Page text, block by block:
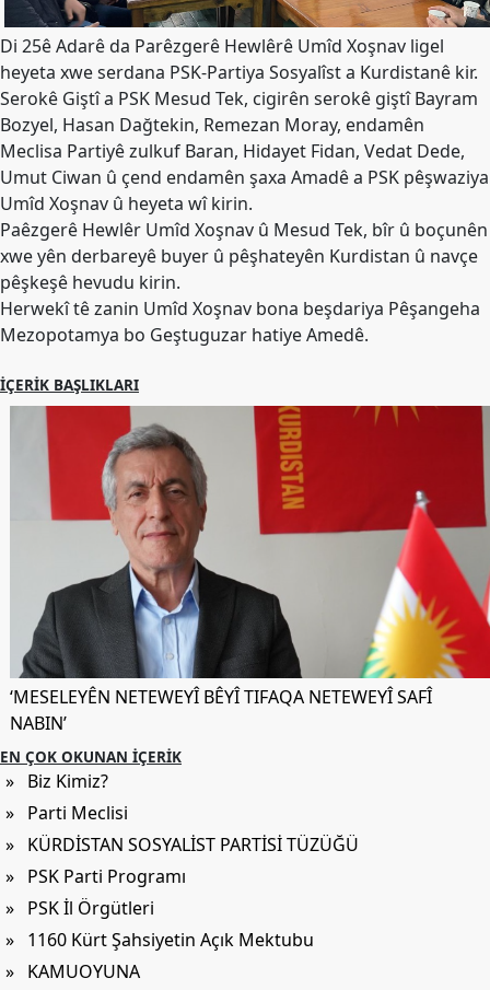
Yönetim
Kurulu
Kadın
Kolları
Parti
Meclisi
İl
Örgütleri
Gençlik
Kolları
Basından
Açıklamaları
Etkinlikler
Ziyaretler
PSK
TV
YAYıNLAR
Broşür
Raporlar
Deklerasyonlar
Di 25ê Adarê da Parêzgerê Hewlêrê Umîd Xoşnav ligel
heyeta xwe serdana PSK-Partiya Sosyalîst a Kurdistanê kir.
Serokê Giştî a PSK Mesud Tek, cigirên serokê giştî Bayram
Bozyel, Hasan Dağtekin, Remezan Moray, endamên
Meclisa Partiyê zulkuf Baran, Hidayet Fidan, Vedat Dede,
Umut Ciwan û çend endamên şaxa Amadê a PSK pêşwaziya
Umîd Xoşnav û heyeta wî kirin.
Paêzgerê Hewlêr Umîd Xoşnav û Mesud Tek, bîr û boçunên
xwe yên derbareyê buyer û pêşhateyên Kurdistan û navçe
pêşkeşê hevudu kirin.
Herwekî tê zanin Umîd Xoşnav bona beşdariya Pêşangeha
Mezopotamya bo Geştuguzar hatiye Amedê.
İÇERIK BAŞLIKLARI
‘MESELEYÊN NETEWEYÎ BÊYÎ TIFAQA NETEWEYÎ SAFÎ
NABIN’
EN ÇOK OKUNAN İÇERIK
» Biz Kimiz?
» Parti Meclisi
» KÜRDİSTAN SOSYALİST PARTİSİ TÜZÜĞÜ
» PSK Parti Programı
» PSK İl Örgütleri
» 1160 Kürt Şahsiyetin Açık Mektubu
» KAMUOYUNA